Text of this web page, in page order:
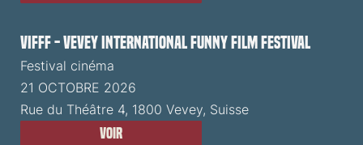
VIFFF - Vevey International Funny Film Festival
Festival cinéma
21 OCTOBRE 2026
Rue du Théâtre 4, 1800 Vevey, Suisse
Voir